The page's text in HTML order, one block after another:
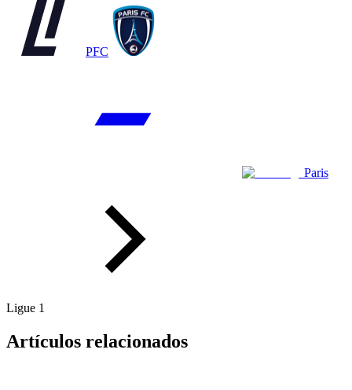
PFC
Paris
Ligue 1
Artículos relacionados